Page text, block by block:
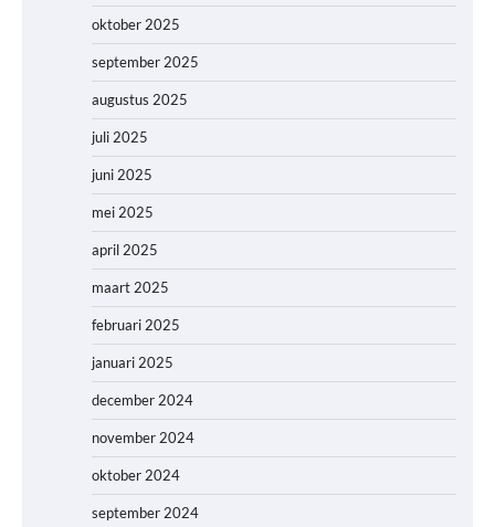
oktober 2025
september 2025
augustus 2025
juli 2025
juni 2025
mei 2025
april 2025
maart 2025
februari 2025
januari 2025
december 2024
november 2024
oktober 2024
september 2024